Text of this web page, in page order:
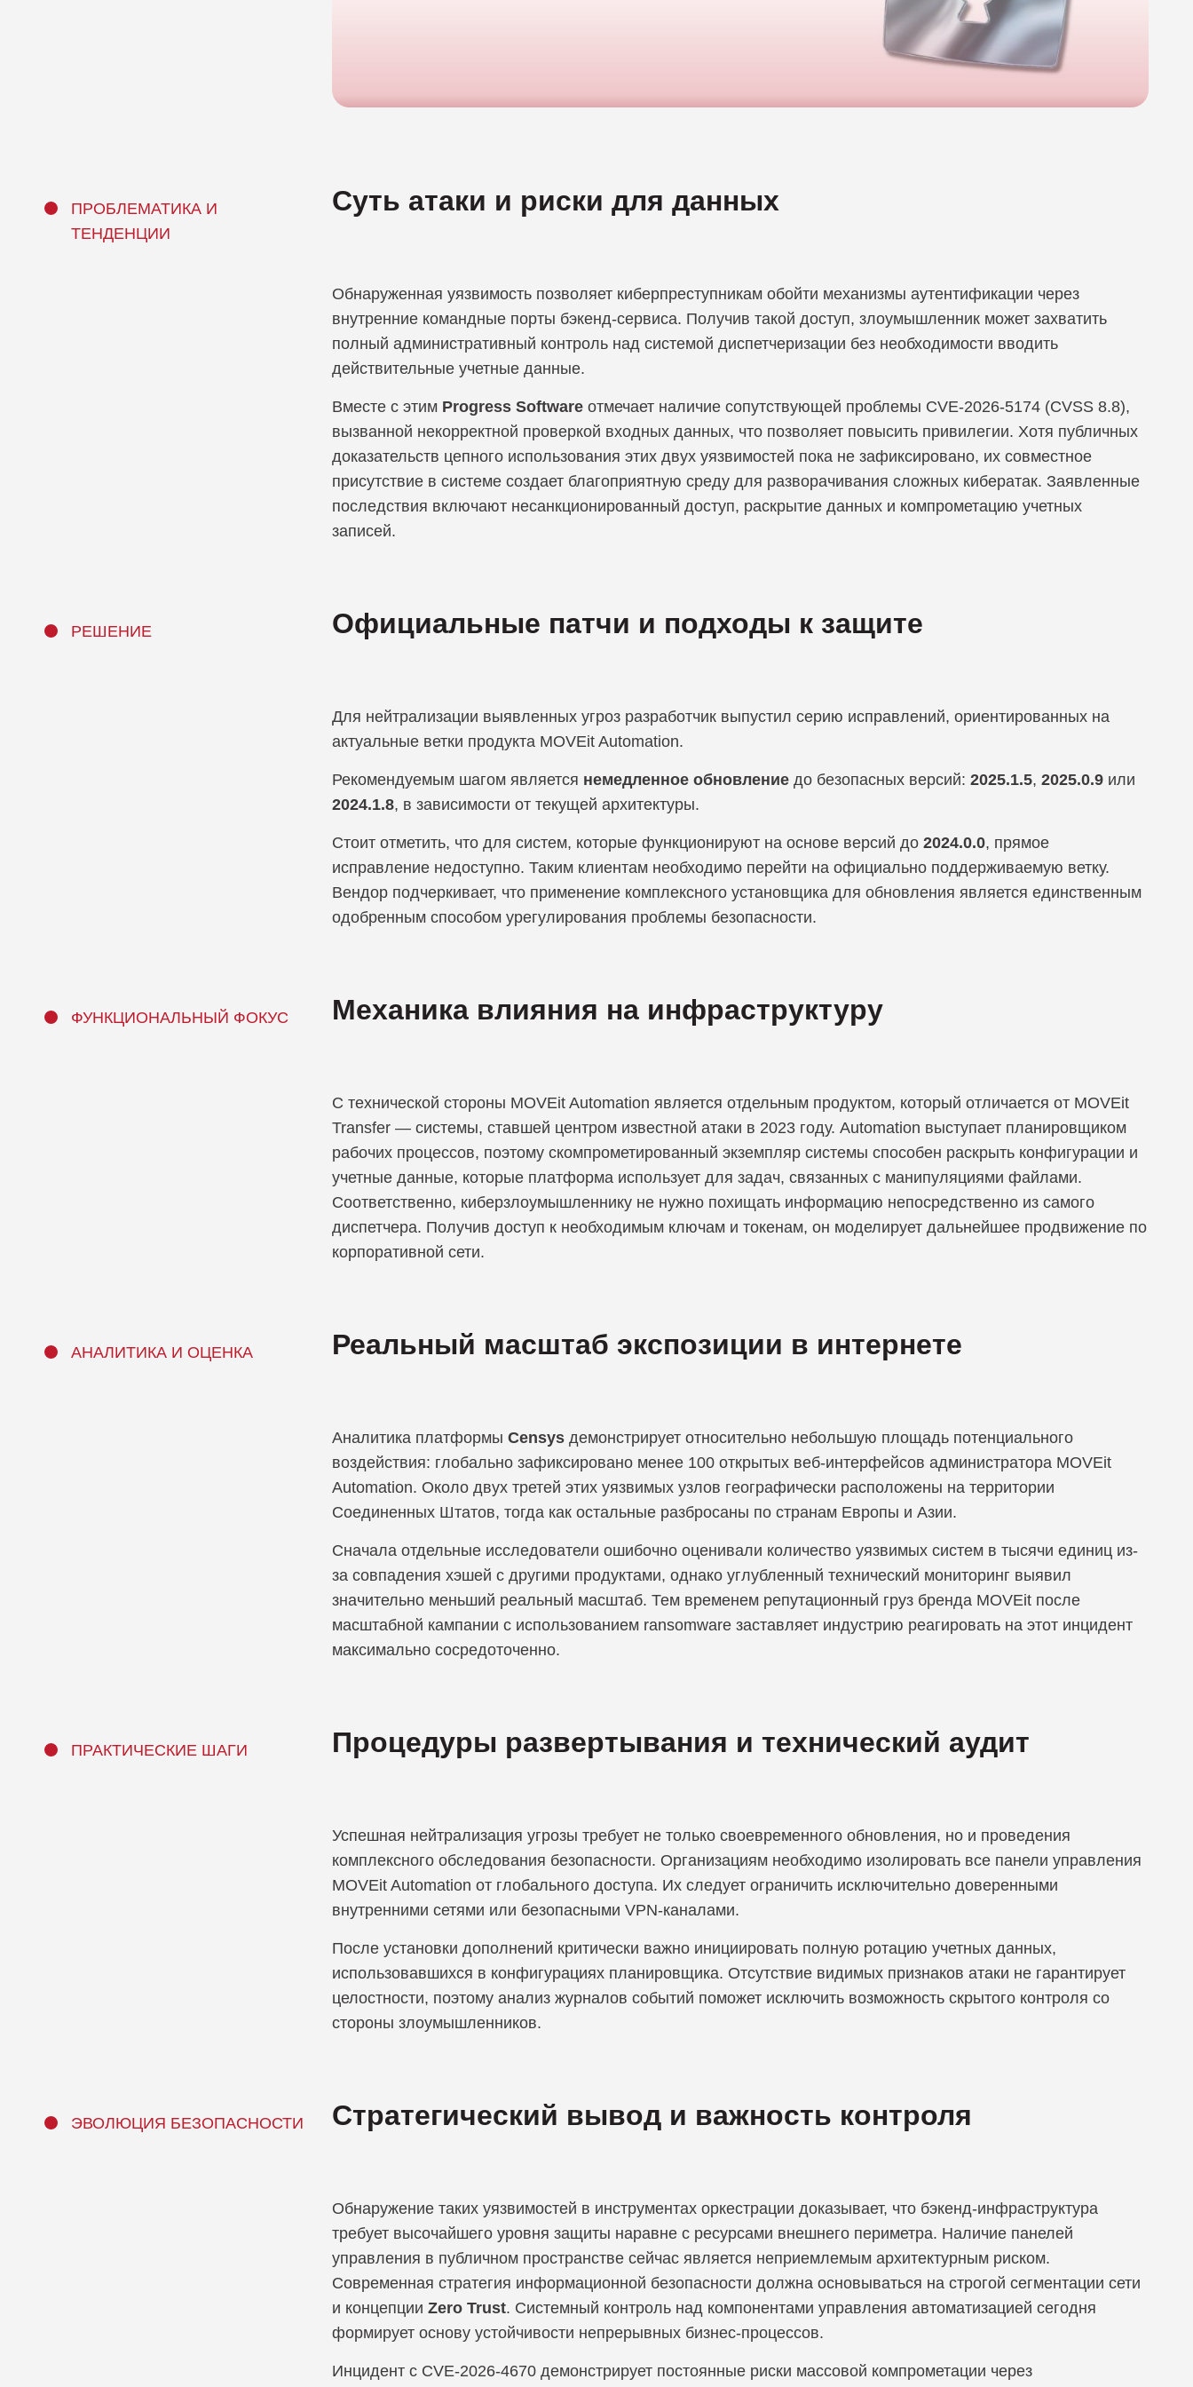
ПРОБЛЕМАТИКА И
ТЕНДЕНЦИИ
Суть атаки и риски для данных
Обнаруженная уязвимость позволяет киберпреступникам обойти механизмы аутентификации через
внутренние командные порты бэкенд-сервиса. Получив такой доступ, злоумышленник может захватить
полный административный контроль над системой диспетчеризации без необходимости вводить
действительные учетные данные.
Вместе с этим Progress Software отмечает наличие сопутствующей проблемы CVE-2026-5174 (CVSS 8.8),
вызванной некорректной проверкой входных данных, что позволяет повысить привилегии. Хотя публичных
доказательств цепного использования этих двух уязвимостей пока не зафиксировано, их совместное
присутствие в системе создает благоприятную среду для разворачивания сложных кибератак. Заявленные
последствия включают несанкционированный доступ, раскрытие данных и компрометацию учетных
записей.
РЕШЕНИЕ Официальные патчи и подходы к защите
Для нейтрализации выявленных угроз разработчик выпустил серию исправлений, ориентированных на
актуальные ветки продукта MOVEit Automation.
Рекомендуемым шагом является немедленное обновление до безопасных версий: 2025.1.5, 2025.0.9 или
2024.1.8, в зависимости от текущей архитектуры.
Стоит отметить, что для систем, которые функционируют на основе версий до 2024.0.0, прямое
исправление недоступно. Таким клиентам необходимо перейти на официально поддерживаемую ветку.
Вендор подчеркивает, что применение комплексного установщика для обновления является единственным
одобренным способом урегулирования проблемы безопасности.
ФУНКЦИОНАЛЬНЫЙ ФОКУС Механика влияния на инфраструктуру
С технической стороны MOVEit Automation является отдельным продуктом, который отличается от MOVEit
Transfer — системы, ставшей центром известной атаки в 2023 году. Automation выступает планировщиком
рабочих процессов, поэтому скомпрометированный экземпляр системы способен раскрыть конфигурации и
учетные данные, которые платформа использует для задач, связанных с манипуляциями файлами.
Соответственно, киберзлоумышленнику не нужно похищать информацию непосредственно из самого
диспетчера. Получив доступ к необходимым ключам и токенам, он моделирует дальнейшее продвижение по
корпоративной сети.
АНАЛИТИКА И ОЦЕНКА Реальный масштаб экспозиции в интернете
Аналитика платформы Censys демонстрирует относительно небольшую площадь потенциального
воздействия: глобально зафиксировано менее 100 открытых веб-интерфейсов администратора MOVEit
Automation. Около двух третей этих уязвимых узлов географически расположены на территории
Соединенных Штатов, тогда как остальные разбросаны по странам Европы и Азии.
Сначала отдельные исследователи ошибочно оценивали количество уязвимых систем в тысячи единиц из-
за совпадения хэшей с другими продуктами, однако углубленный технический мониторинг выявил
значительно меньший реальный масштаб. Тем временем репутационный груз бренда MOVEit после
масштабной кампании с использованием ransomware заставляет индустрию реагировать на этот инцидент
максимально сосредоточенно.
ПРАКТИЧЕСКИЕ ШАГИ Процедуры развертывания и технический аудит
Успешная нейтрализация угрозы требует не только своевременного обновления, но и проведения
комплексного обследования безопасности. Организациям необходимо изолировать все панели управления
MOVEit Automation от глобального доступа. Их следует ограничить исключительно доверенными
внутренними сетями или безопасными VPN-каналами.
После установки дополнений критически важно инициировать полную ротацию учетных данных,
использовавшихся в конфигурациях планировщика. Отсутствие видимых признаков атаки не гарантирует
целостности, поэтому анализ журналов событий поможет исключить возможность скрытого контроля со
стороны злоумышленников.
ЭВОЛЮЦИЯ БЕЗОПАСНОСТИ Стратегический вывод и важность контроля
Обнаружение таких уязвимостей в инструментах оркестрации доказывает, что бэкенд-инфраструктура
требует высочайшего уровня защиты наравне с ресурсами внешнего периметра. Наличие панелей
управления в публичном пространстве сейчас является неприемлемым архитектурным риском.
Современная стратегия информационной безопасности должна основываться на строгой сегментации сети
и концепции Zero Trust. Системный контроль над компонентами управления автоматизацией сегодня
формирует основу устойчивости непрерывных бизнес-процессов.
Инцидент с CVE-2026-4670 демонстрирует постоянные риски массовой компрометации через